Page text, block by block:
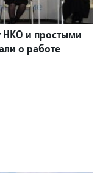
НКО и простыми
о работе